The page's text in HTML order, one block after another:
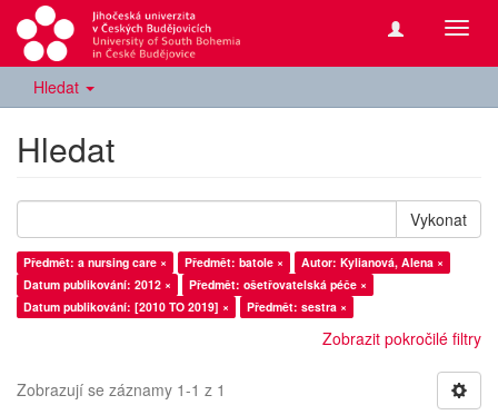
Hledat
Hledat
Vykonat
Předmět: a nursing care × Předmět: batole ×
Autor: Kylianová, Alena ×
Datum publikování: 2012 ×
Předmět: ošetřovatelská péče ×
Datum publikování: [2010 TO 2019] ×
Předmět: sestra ×
Zobrazit pokročilé filtry
Zobrazují se záznamy 1-1 z 1